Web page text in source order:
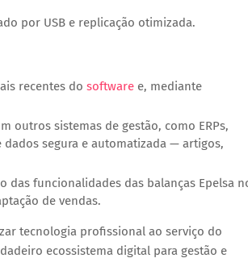
por USB e replicação otimizada.
recentes do software e, mediante
outros sistemas de gestão, como ERPs,
segura e automatizada — artigos,
das funcionalidades das balanças Epelsa
de vendas.
tecnologia profissional ao serviço do
ecossistema digital para gestão e